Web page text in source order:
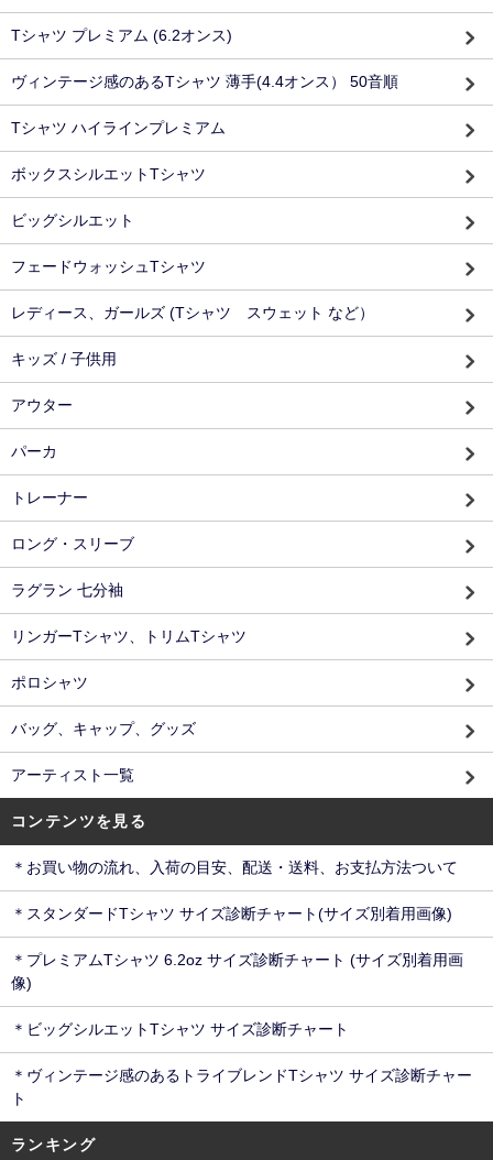
Tシャツ プレミアム (6.2オンス)
ヴィンテージ感のあるTシャツ 薄手(4.4オンス） 50音順
Tシャツ ハイラインプレミアム
ボックスシルエットTシャツ
ビッグシルエット
フェードウォッシュTシャツ
レディース、ガールズ (Tシャツ スウェット など）
キッズ / 子供用
アウター
パーカ
トレーナー
ロング・スリーブ
ラグラン 七分袖
リンガーTシャツ、トリムTシャツ
ポロシャツ
バッグ、キャップ、グッズ
アーティスト一覧
コンテンツを見る
＊お買い物の流れ、入荷の目安、配送・送料、お支払方法ついて
＊スタンダードTシャツ サイズ診断チャート(サイズ別着用画像)
＊プレミアムTシャツ 6.2oz サイズ診断チャート (サイズ別着用画
像)
＊ビッグシルエットTシャツ サイズ診断チャート
＊ヴィンテージ感のあるトライブレンドTシャツ サイズ診断チャー
ト
ランキング